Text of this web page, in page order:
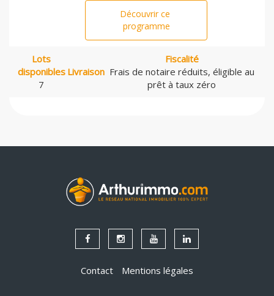
Découvrir ce
programme
Lots
disponibles
7
Livraison
Fiscalité
Frais de notaire réduits, éligible au
prêt à taux zéro
Contact Mentions légales